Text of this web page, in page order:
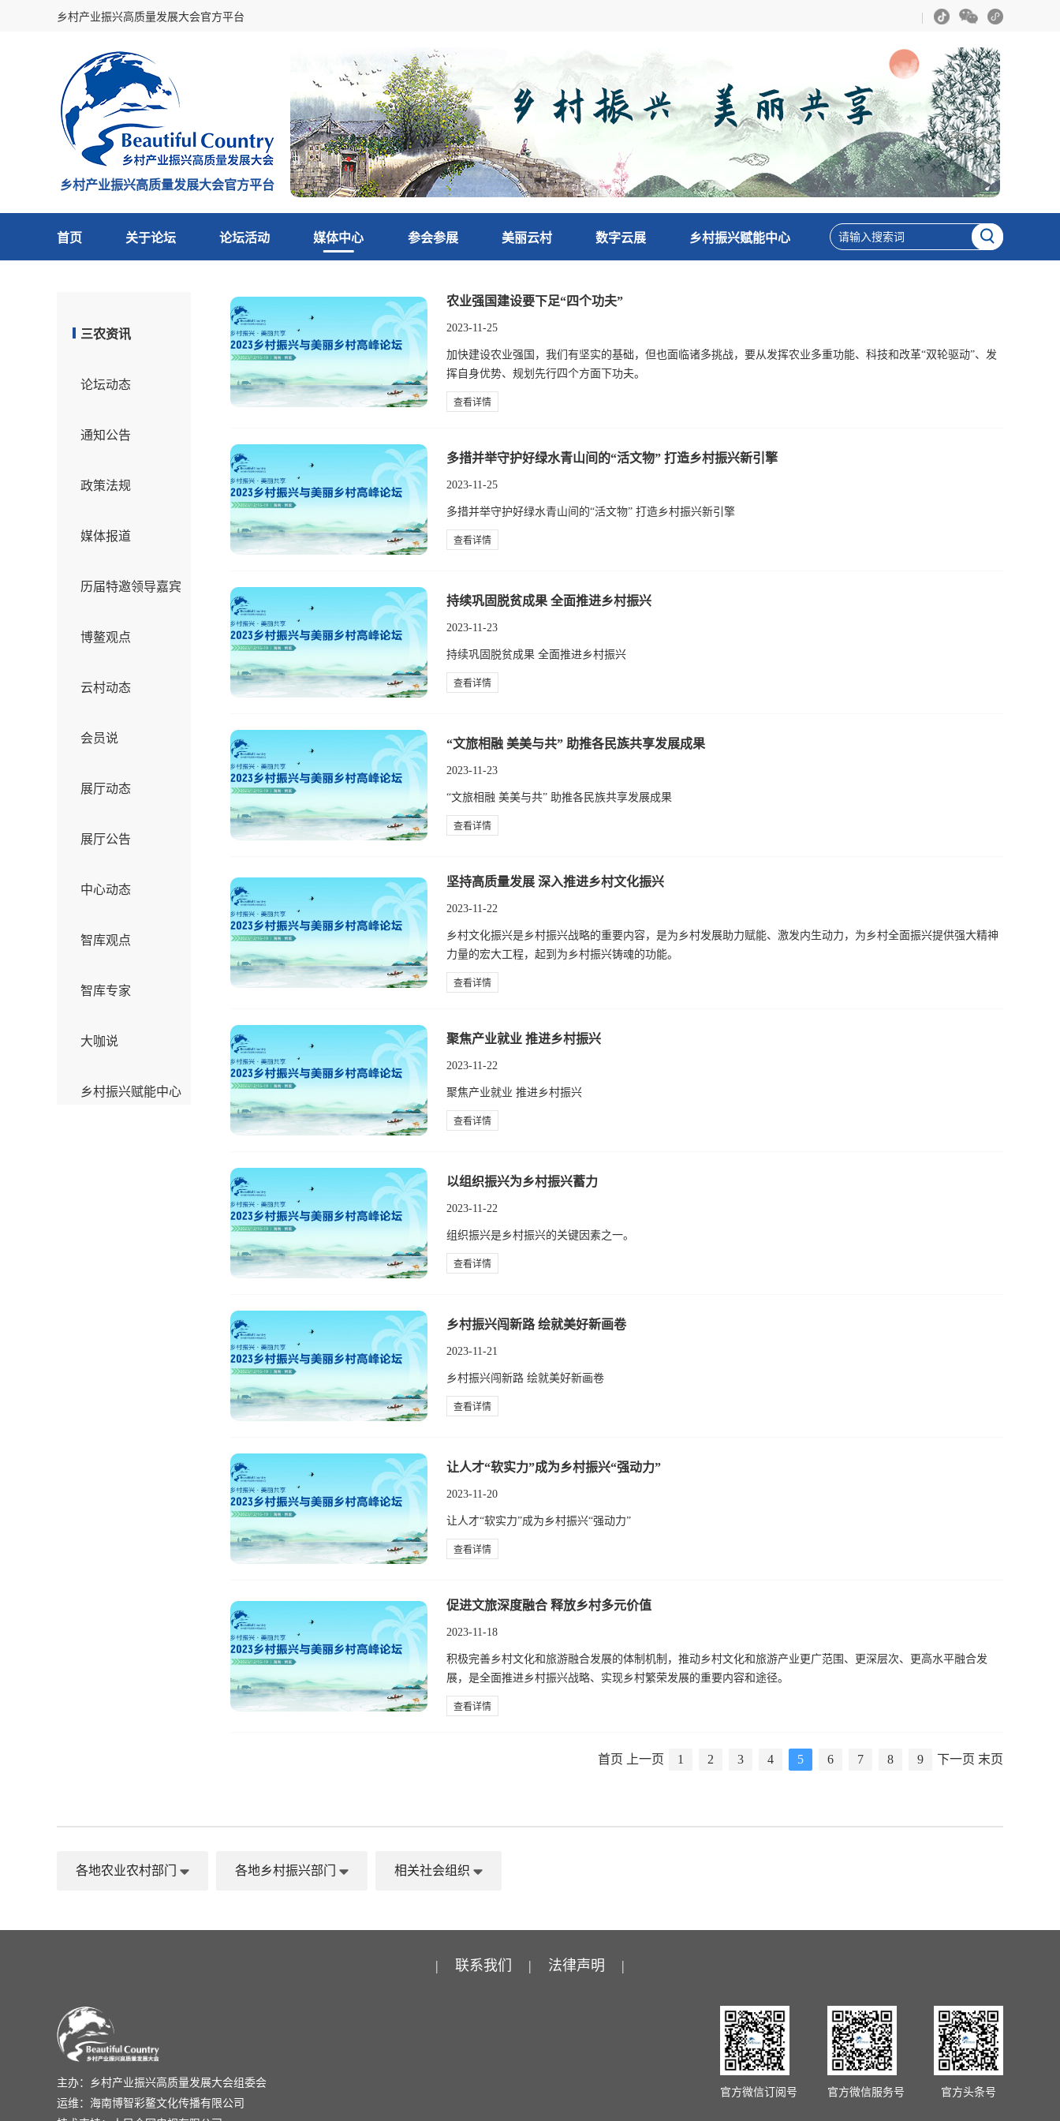
乡村产业振兴高质量发展大会官方平台
乡村产业振兴高质量发展大会官方平台
首页 关于论坛 论坛活动 媒体中心 参会参展 美丽云村 数字云展 乡村振兴赋能中心
三农资讯
论坛动态
通知公告
政策法规
媒体报道
历届特邀领导嘉宾
博鳌观点
云村动态
会员说
展厅动态
展厅公告
中心动态
智库观点
智库专家
大咖说
乡村振兴赋能中心
农业强国建设要下足“四个功夫”
2023-11-25
加快建设农业强国，我们有坚实的基础，但也面临诸多挑战，要从发挥农业多重功能、科技和改革“双轮驱动”、发
挥自身优势、规划先行四个方面下功夫。
查看详情
多措并举守护好绿水青山间的“活文物” 打造乡村振兴新引擎
2023-11-25
多措并举守护好绿水青山间的“活文物” 打造乡村振兴新引擎
查看详情
持续巩固脱贫成果 全面推进乡村振兴
2023-11-23
持续巩固脱贫成果 全面推进乡村振兴
查看详情
“文旅相融 美美与共” 助推各民族共享发展成果
2023-11-23
“文旅相融 美美与共” 助推各民族共享发展成果
查看详情
坚持高质量发展 深入推进乡村文化振兴
2023-11-22
乡村文化振兴是乡村振兴战略的重要内容，是为乡村发展助力赋能、激发内生动力，为乡村全面振兴提供强大精神
力量的宏大工程，起到为乡村振兴铸魂的功能。
查看详情
聚焦产业就业 推进乡村振兴
2023-11-22
聚焦产业就业 推进乡村振兴
查看详情
以组织振兴为乡村振兴蓄力
2023-11-22
组织振兴是乡村振兴的关键因素之一。
查看详情
乡村振兴闯新路 绘就美好新画卷
2023-11-21
乡村振兴闯新路 绘就美好新画卷
查看详情
让人才“软实力”成为乡村振兴“强动力”
2023-11-20
让人才“软实力”成为乡村振兴“强动力”
查看详情
促进文旅深度融合 释放乡村多元价值
2023-11-18
积极完善乡村文化和旅游融合发展的体制机制，推动乡村文化和旅游产业更广范围、更深层次、更高水平融合发
展，是全面推进乡村振兴战略、实现乡村繁荣发展的重要内容和途径。
查看详情
首页 上一页 1 2 3 4 5 6 7 8 9 下一页 末页
各地农业农村部门 各地乡村振兴部门 相关社会组织
| 联系我们 | 法律声明 |
主办：乡村产业振兴高质量发展大会组委会
运维：海南博智彩鳌文化传播有限公司
官方微信订阅号 官方微信服务号 官方头条号